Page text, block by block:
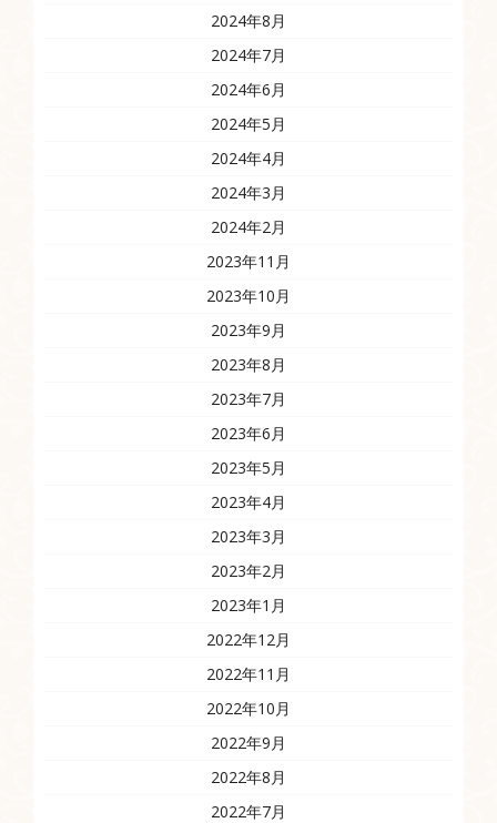
2024年8月
2024年7月
2024年6月
2024年5月
2024年4月
2024年3月
2024年2月
2023年11月
2023年10月
2023年9月
2023年8月
2023年7月
2023年6月
2023年5月
2023年4月
2023年3月
2023年2月
2023年1月
2022年12月
2022年11月
2022年10月
2022年9月
2022年8月
2022年7月